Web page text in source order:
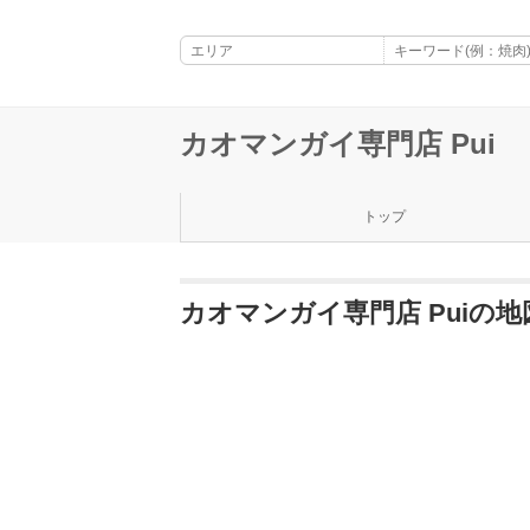
カオマンガイ専門店 Pui
トップ
カオマンガイ専門店 Puiの地